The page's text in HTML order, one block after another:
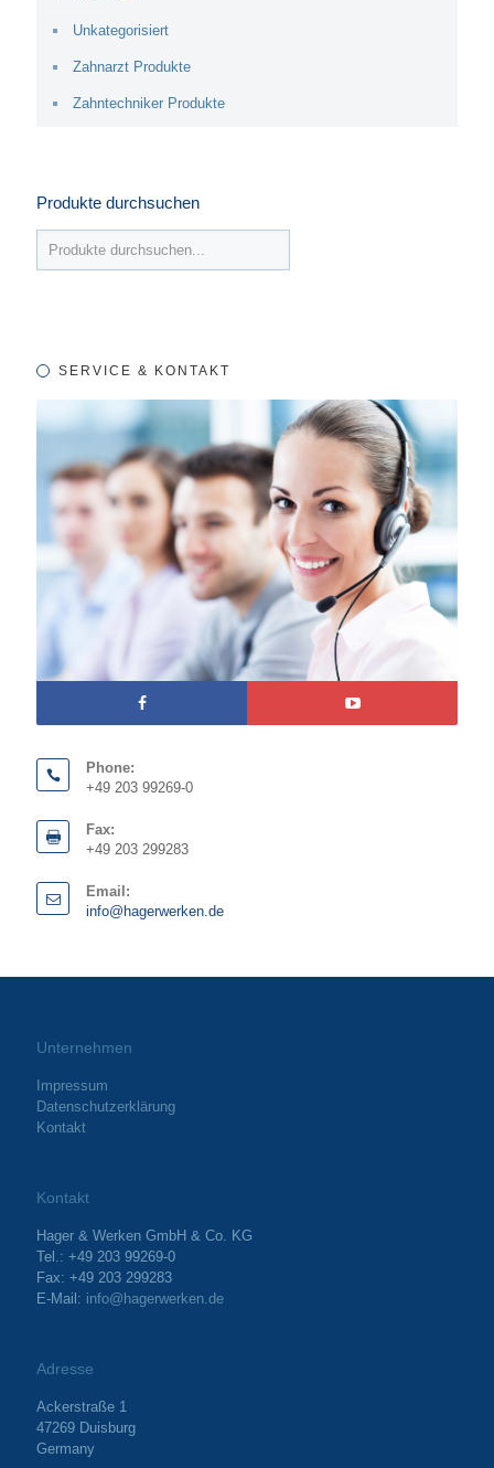
Unkategorisiert
Zahnarzt Produkte
Zahntechniker Produkte
Produkte durchsuchen
SERVICE & KONTAKT
Phone:
+49 203 99269-0
Fax:
+49 203 299283
Email:
info@hagerwerken.de
Unternehmen
Impressum
Datenschutzerklärung
Kontakt
Kontakt
Hager & Werken GmbH & Co. KG
Tel.: +49 203 99269-0
Fax: +49 203 299283
E-Mail: info@hagerwerken.de
Adresse
Ackerstraße 1
47269 Duisburg
Germany